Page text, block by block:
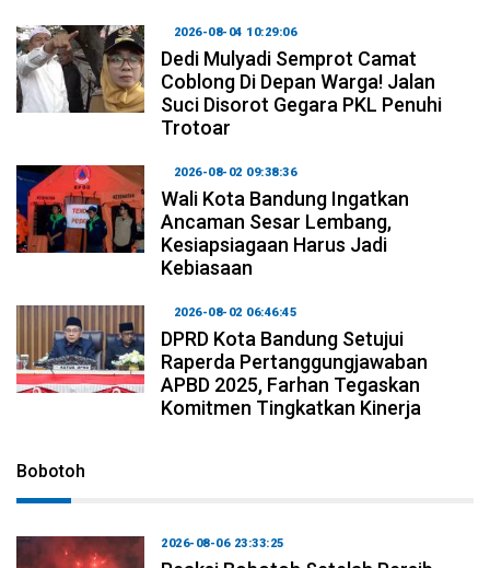
2026-08-04 10:29:06
Dedi Mulyadi Semprot Camat
Coblong Di Depan Warga! Jalan
Suci Disorot Gegara PKL Penuhi
Trotoar
2026-08-02 09:38:36
Wali Kota Bandung Ingatkan
Ancaman Sesar Lembang,
Kesiapsiagaan Harus Jadi
Kebiasaan
2026-08-02 06:46:45
DPRD Kota Bandung Setujui
Raperda Pertanggungjawaban
APBD 2025, Farhan Tegaskan
Komitmen Tingkatkan Kinerja
Bobotoh
2026-08-06 23:33:25